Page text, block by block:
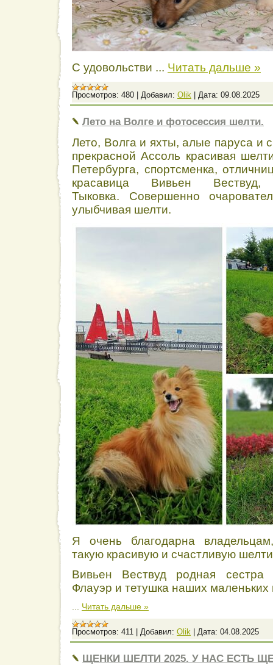
С удовольстви ... Читать дальше »
Просмотров: 480 Добавил: Olik Дата: 09.08.2025
Лето на Волге и фотосессия шелти.
Лето, Волга и яхты, алые паруса и
прекрасной Ассоль красивая
Петербурга, спортсменка,
красавица Вивьен
Тыковка. Совершенно
улыбчивая шелти.
Я очень благодарна
такую красивую и счастливую
Вивьен Вествуд родная
Флауэр и тетушка наших
Читать дальше »
Просмотров: 411 Добавил: Olik Дата: 04.08.2025
ЩЕНКИ ШЕЛТИ 2025. У НАС ЕСТЬ